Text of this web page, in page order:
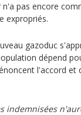
pas encore
expropriés.
gazoduc
dépend
l'accord
indemnisées